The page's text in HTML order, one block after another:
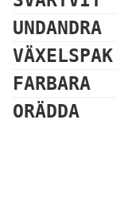
UNDANDRA
VÄXELSPAK
FARBARA
ORÄDDA